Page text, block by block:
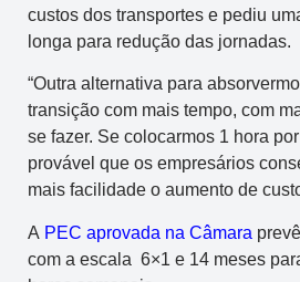
custos dos transportes e pediu
longa para redução das jornadas.
“Outra alternativa para
transição com mais tempo, com
se fazer. Se colocarmos 1 hora
provável que os empresários
mais facilidade o aumento de
A PEC aprovada na Câmara
com a escala 6×1 e 14 meses